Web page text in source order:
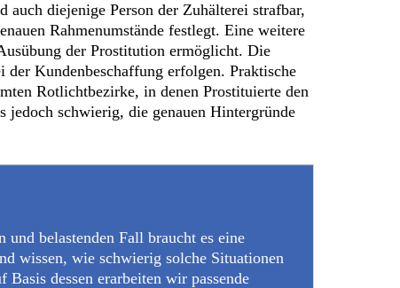
diejenige Person der Zuhälterei strafbar,
Rahmenumstände festlegt. Eine weitere
der Prostitution ermöglicht. Die
Kundenbeschaffung erfolgen. Praktische
Rotlichtbezirke, in denen Prostituierte den
schwierig, die genauen Hintergründe
belastenden Fall braucht es eine
wissen, wie schwierig solche Situationen
dessen erarbeiten wir passende